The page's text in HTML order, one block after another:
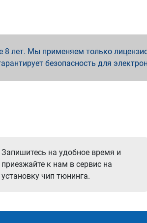
лет. Мы применяем только
безопасность для
Запишитесь на удобное время и
приезжайте к нам в сервис на
установку чип тюнинга.